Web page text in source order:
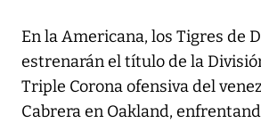
En la Americana, los Tigres de
estrenarán el título de la
Triple Corona ofensiva del
Cabrera en Oakland,